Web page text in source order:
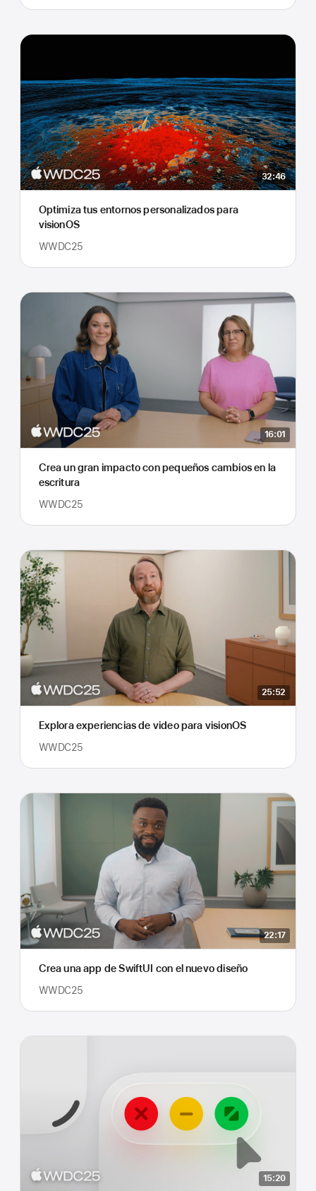
32:46
Optimiza tus entornos personalizados para
visionOS
WWDC25
16:01
Crea un gran impacto con pequeños cambios en la
escritura
WWDC25
25:52
Explora experiencias de video para visionOS
WWDC25
22:17
Crea una app de SwiftUI con el nuevo diseño
WWDC25
15:20